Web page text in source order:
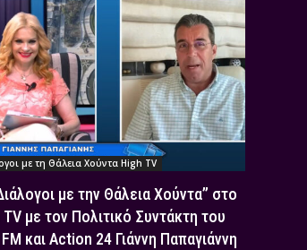
με τη Θάλεια Χούντα High TV
με την Θάλεια Χούντα” στο
με τον Πολιτικό Συντάκτη του
και Action 24 Γιάννη Παπαγιάννη